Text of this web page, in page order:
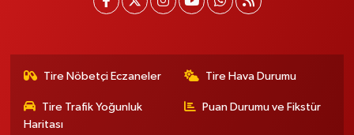
Tire Nöbetçi Eczaneler Tire Hava Durumu
Tire Trafik Yoğunluk
Haritası
Puan Durumu ve Fikstür